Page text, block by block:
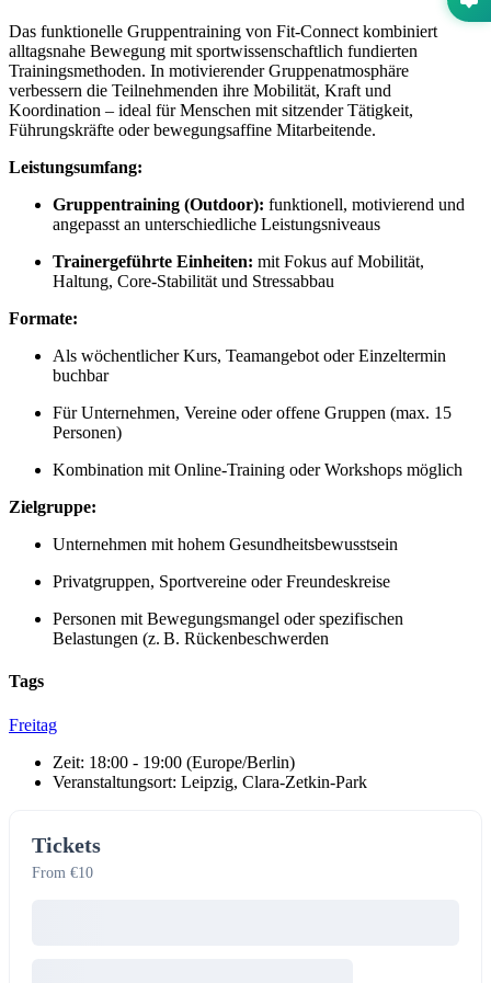
Das funktionelle Gruppentraining von Fit-Connect kombiniert
alltagsnahe Bewegung mit sportwissenschaftlich fundierten
Trainingsmethoden. In motivierender Gruppenatmosphäre
verbessern die Teilnehmenden ihre Mobilität, Kraft und
Koordination – ideal für Menschen mit sitzender Tätigkeit,
Führungskräfte oder bewegungsaffine Mitarbeitende.
Leistungsumfang:
Gruppentraining (Outdoor): funktionell, motivierend und
angepasst an unterschiedliche Leistungsniveaus
Trainergeführte Einheiten: mit Fokus auf Mobilität,
Haltung, Core-Stabilität und Stressabbau
Formate:
Als wöchentlicher Kurs, Teamangebot oder Einzeltermin
buchbar
Für Unternehmen, Vereine oder offene Gruppen (max. 15
Personen)
Kombination mit Online-Training oder Workshops möglich
Zielgruppe:
Unternehmen mit hohem Gesundheitsbewusstsein
Privatgruppen, Sportvereine oder Freundeskreise
Personen mit Bewegungsmangel oder spezifischen
Belastungen (z. B. Rückenbeschwerden
Tags
Freitag
Zeit: 18:00 - 19:00 (Europe/Berlin)
Veranstaltungsort: Leipzig, Clara-Zetkin-Park
Tickets
From €10